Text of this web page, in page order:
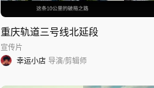
重庆轨道三号线北延段
宣传片
幸运小店 导演/剪辑师